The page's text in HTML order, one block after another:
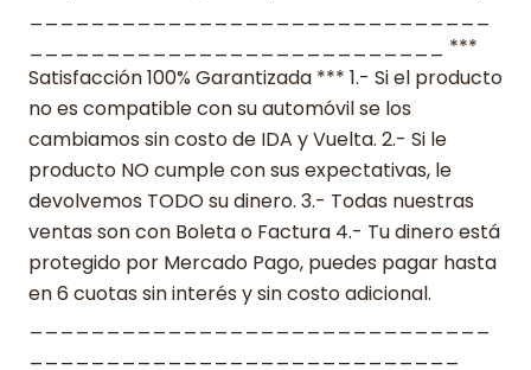
___________________________ ***
Satisfacción 100% Garantizada *** 1.- Si el producto
no es compatible con su automóvil se los
cambiamos sin costo de IDA y Vuelta. 2.- Si le
producto NO cumple con sus expectativas, le
devolvemos TODO su dinero. 3.- Todas nuestras
ventas son con Boleta o Factura 4.- Tu dinero está
protegido por Mercado Pago, puedes pagar hasta
en 6 cuotas sin interés y sin costo adicional.